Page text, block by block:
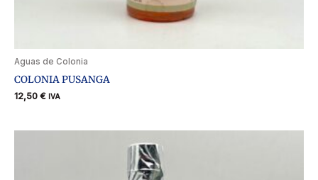
Aguas de Colonia
COLONIA PUSANGA
12,50 € IVA